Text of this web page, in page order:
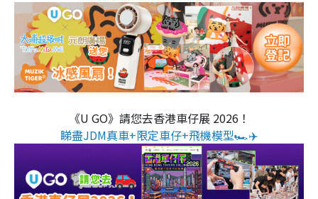
《U GO》請您去香港車仔展 2026！
睇盡JDM真車+限定車仔+飛機模型🏎️✈️